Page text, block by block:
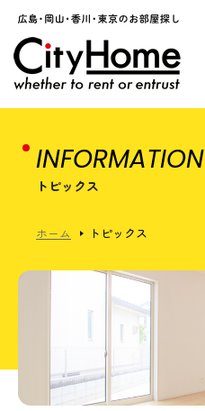
INFORMATION
トピックス
ホーム トピックス